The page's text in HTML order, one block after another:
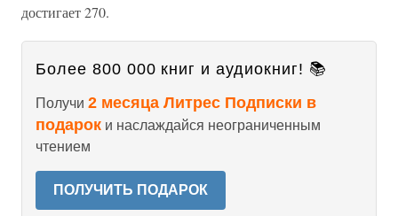
достигает 270.
Более 800 000 книг и аудиокниг! 📚
Получи 2 месяца Литрес Подписки в
подарок и наслаждайся неограниченным
чтением
ПОЛУЧИТЬ ПОДАРОК